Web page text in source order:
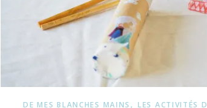
DE MES BLANCHES MAINS ,LES ACTIVITÉS